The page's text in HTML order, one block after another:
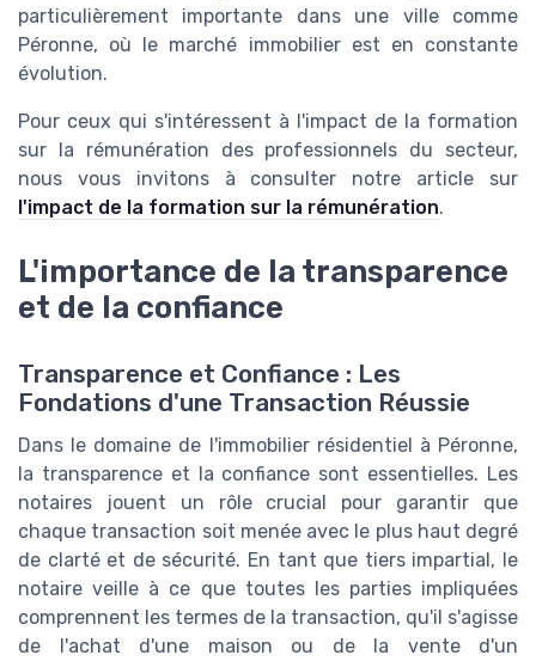
particulièrement importante dans une ville comme
Péronne, où le marché immobilier est en constante
évolution.
Pour ceux qui s'intéressent à l'impact de la formation
sur la rémunération des professionnels du secteur,
nous vous invitons à consulter notre article sur
l'impact de la formation sur la rémunération.
L'importance de la transparence
et de la confiance
Transparence et Confiance : Les
Fondations d'une Transaction Réussie
Dans le domaine de l'immobilier résidentiel à Péronne,
la transparence et la confiance sont essentielles. Les
notaires jouent un rôle crucial pour garantir que
chaque transaction soit menée avec le plus haut degré
de clarté et de sécurité. En tant que tiers impartial, le
notaire veille à ce que toutes les parties impliquées
comprennent les termes de la transaction, qu'il s'agisse
de l'achat d'une maison ou de la vente d'un